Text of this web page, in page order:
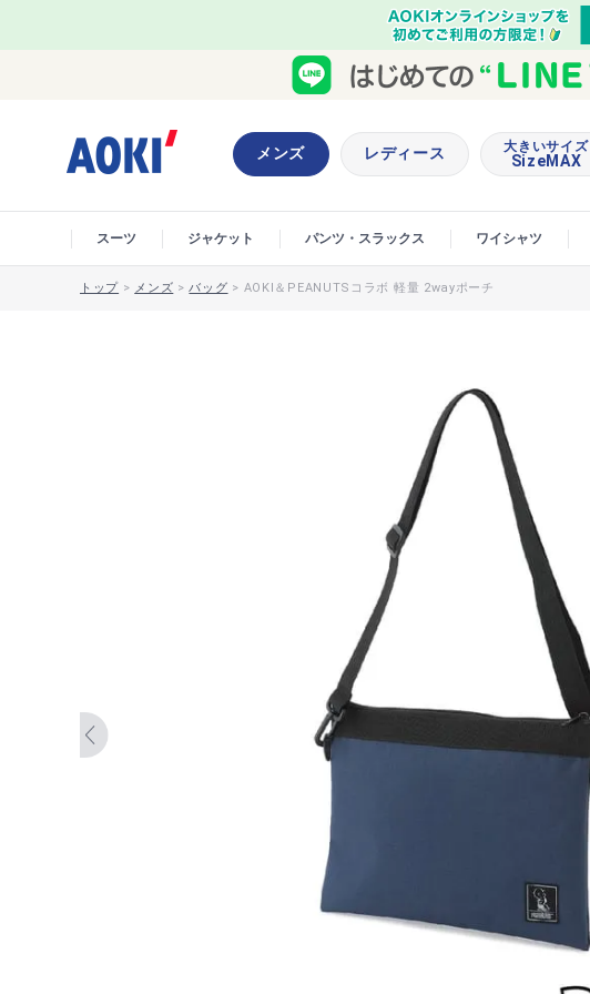
メンズ レディース 大きいサイズ
SizeMAX
スーツ ジャケット パンツ・スラックス ワイシャツ
トップ > メンズ >バッグ > AOKI＆PEANUTSコラボ 軽量 2wayポーチ